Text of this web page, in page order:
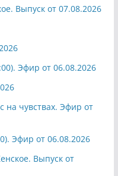
Выпуск от 07.08.2026
Эфир от 06.08.2026
на чувствах. Эфир от
Эфир от 06.08.2026
Выпуск от